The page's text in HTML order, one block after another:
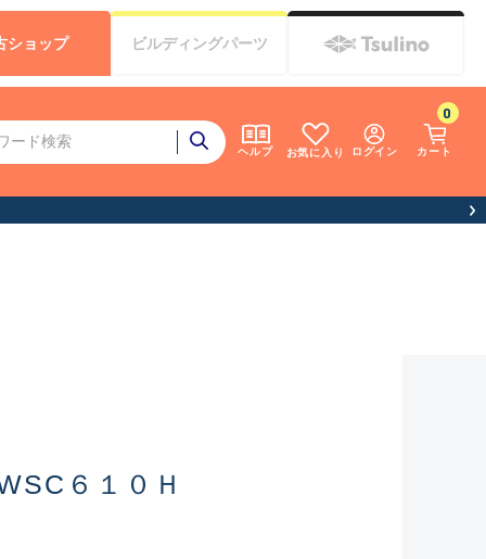
ヘルプ お気に入り ログイン カート
0
ショップ ビルディングパーツ
６１０Ｈ